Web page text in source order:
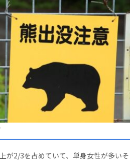
が2/3を占めていて、単身女性が多いそ